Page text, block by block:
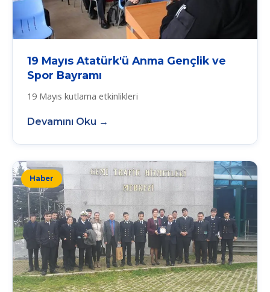
19 Mayıs Atatürk'ü Anma Gençlik ve
Spor Bayramı
19 Mayıs kutlama etkinlikleri
Devamını Oku →
Haber